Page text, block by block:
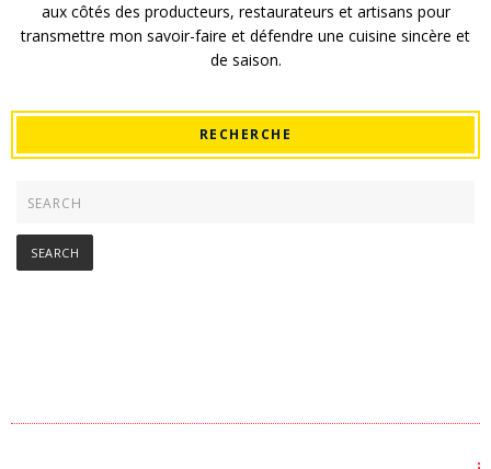
aux côtés des producteurs, restaurateurs et artisans pour
transmettre mon savoir-faire et défendre une cuisine sincère et
de saison.
RECHERCHE